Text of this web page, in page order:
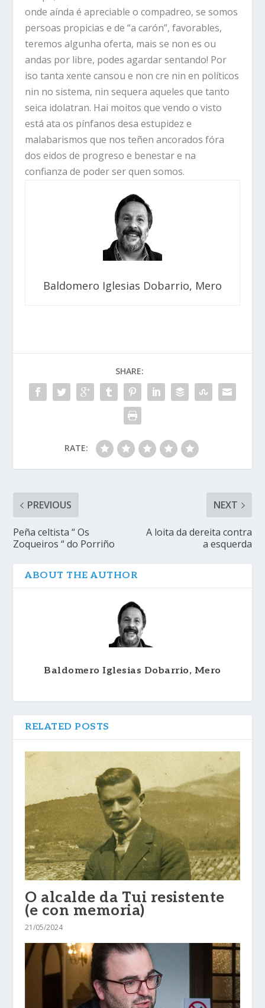
onde aínda é apreciable o compadreo, se somos
persoas propicias e de “a carón”, favorables,
teremos algunha oferta, mais se non es ou
andas por libre, podes agardar sentando! Por
iso tanta xente cansou e non cre nin en políticos
nin no sistema, nin sequera aqueles que tanto
seica idolatran. Hai moitos que vendo o visto
está ata os pínfanos desa estupidez e
malabarismos que nos teñen ancorados fóra
dos eidos de progreso e benestar e na
confianza de poder ser quen somos.
Baldomero Iglesias Dobarrio, Mero
SHARE:
RATE:
PREVIOUS
Peña celtista “ Os
Zoqueiros “ do Porriño
NEXT
A loita da dereita contra
a esquerda
ABOUT THE AUTHOR
Baldomero Iglesias Dobarrio, Mero
RELATED POSTS
O alcalde da Tui resistente
(e con memoria)
21/05/2024